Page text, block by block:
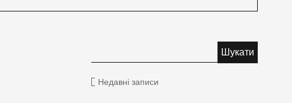
Недавні записи